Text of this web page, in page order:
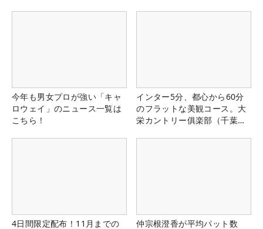
今年も男女プロが強い「キャ
ロウェイ」のニュース一覧は
こちら！
インター5分、都心から60分
のフラットな美観コース。大
栄カントリー俱楽部（千葉
4日間限定配布！11月までの
仲宗根澄香が平均パット数